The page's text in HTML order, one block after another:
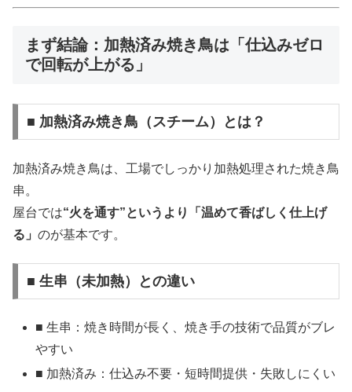
まず結論：加熱済み焼き鳥は「仕込みゼロ
で回転が上がる」
■ 加熱済み焼き鳥（スチーム）とは？
加熱済み焼き鳥は、工場でしっかり加熱処理された焼き鳥
串。
屋台では“火を通す”というより「温めて香ばしく仕上げ
る」 のが基本です。
■ 生串（未加熱）との違い
■ 生串：焼き時間が長く、焼き手の技術で品質がブレ
やすい
■ 加熱済み：仕込み不要・短時間提供・失敗しにくい